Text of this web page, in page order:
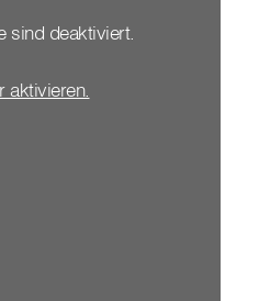
sind deaktiviert.
aktivieren.